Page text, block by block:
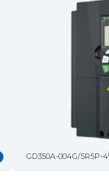
GD350A-004G/5R5P-4